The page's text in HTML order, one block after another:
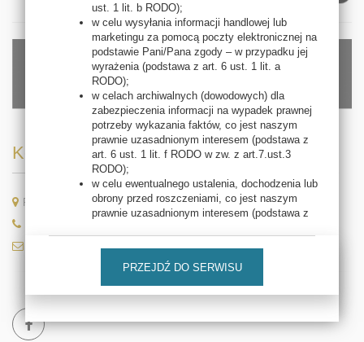
ust. 1 lit. b RODO);
w celu wysyłania informacji handlowej lub
marketingu za pomocą poczty elektronicznej na
podstawie Pani/Pana zgody – w przypadku jej
wyrażenia (podstawa z art. 6 ust. 1 lit. a
RODO);
w celach archiwalnych (dowodowych) dla
zabezpieczenia informacji na wypadek prawnej
potrzeby wykazania faktów, co jest naszym
prawnie uzasadnionym interesem (podstawa z
art. 6 ust. 1 lit. f RODO w zw. z art.7.ust.3
RODO);
w celu ewentualnego ustalenia, dochodzenia lub
obrony przed roszczeniami, co jest naszym
prawnie uzasadnionym interesem (podstawa z
uzasadnionym interesem (podstawa z art. 6
ust. 1 lit. f RODO);
bezpośredni, co jest naszym prawnie
PRZEJDŹ DO SERWISU
Kontakt
Rajska 69, 54-028 Wrocław
71 788 96 94/95, 603 634 468
kontakt@thalion.pl